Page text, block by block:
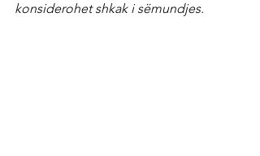
konsiderohet shkak i sëmundjes.